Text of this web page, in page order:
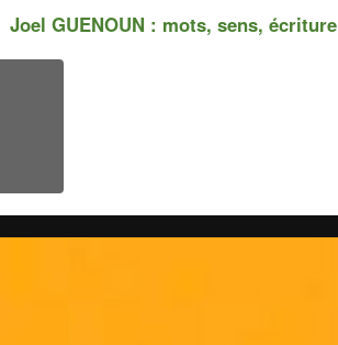
Joel GUENOUN : mots, sens, écriture